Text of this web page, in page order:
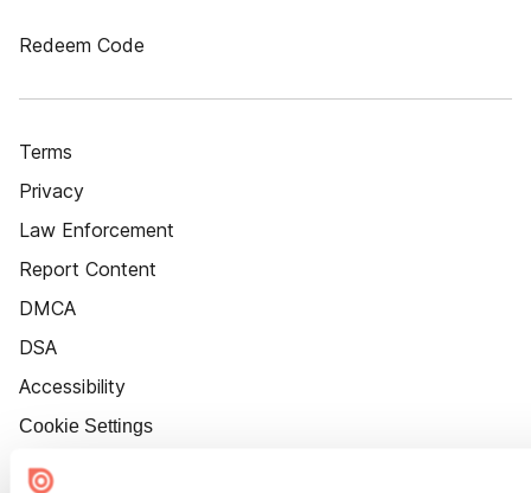
Redeem Code
Terms
Privacy
Law Enforcement
Report Content
DMCA
DSA
Accessibility
Cookie Settings